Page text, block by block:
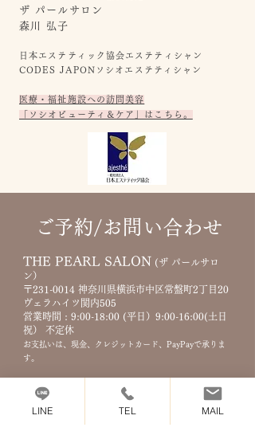
ザ パールサロン
森川 弘子
日本エステティック協会エステティシャン
CODES JAPONソシオエステティシャン
医療・福祉施設への訪問美容
「ソシオビューティ＆ケア」はこちら。
​ご予約/お問い合わせ
THE PEARL SALON (ザ パールサロ
ン）
〒231-0014 神奈川県横浜市中区常盤町2丁目20
​ヴェラハイツ関内505
営業時間 : 9:00-18:00 (平日）9:00-16:00(土日
祝）
不定休
お支払いは、現金、クレジットカード、PayPayで承りま
す。
MAIL :​
info@pearl.yokohama
LINE TEL MAIL